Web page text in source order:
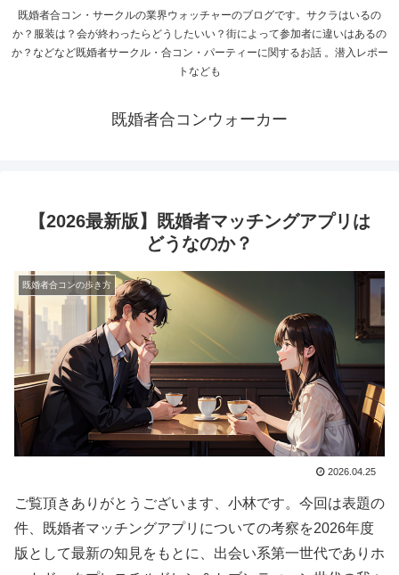
既婚者合コン・サークルの業界ウォッチャーのブログです。サクラはいるの
か？服装は？会が終わったらどうしたいい？街によって参加者に違いはあるの
か？などなど既婚者サークル・合コン・パーティーに関するお話 。潜入レポー
トなども
既婚者合コンウォーカー
【2026最新版】既婚者マッチングアプリは
どうなのか？
既婚者合コンの歩き方
2026.04.25
ご覧頂きありがとうございます、小林です。今回は表題の
件、既婚者マッチングアプリについての考察を2026年度
版として最新の知見をもとに、出会い系第一世代でありホ